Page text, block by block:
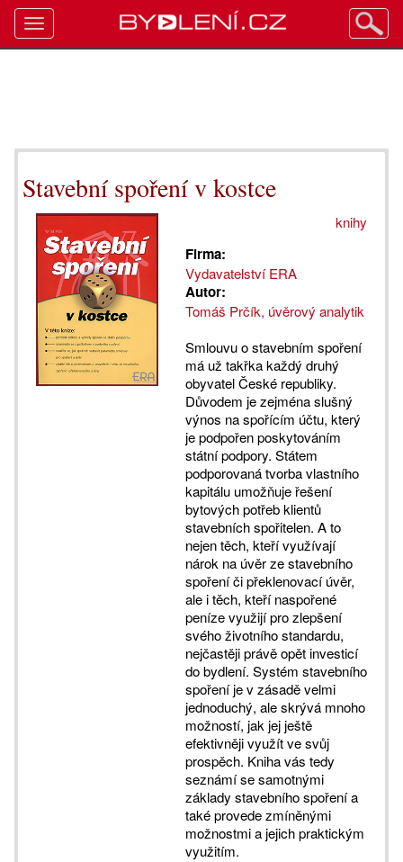
Stavební spoření v kostce
knihy
Firma:
Vydavatelství ERA
Autor:
Tomáš Prčík, úvěrový analytik
Smlouvu o stavebním spoření
má už takřka každý druhý
obyvatel České republiky.
Důvodem je zejména slušný
výnos na spořícím účtu, který
je podpořen poskytováním
státní podpory. Státem
podporovaná tvorba vlastního
kapitálu umožňuje řešení
bytových potřeb klientů
stavebních spořitelen. A to
nejen těch, kteří využívají
nárok na úvěr ze stavebního
spoření či překlenovací úvěr,
ale i těch, kteří naspořené
peníze využijí pro zlepšení
svého životního standardu,
nejčastěji právě opět investicí
do bydlení. Systém stavebního
spoření je v zásadě velmi
jednoduchý, ale skrývá mnoho
možností, jak jej ještě
efektivněji využít ve svůj
prospěch. Kniha vás tedy
seznámí se samotnými
základy stavebního spoření a
také provede zmíněnými
možnostmi a jejich praktickým
využitím.
Toggle
navigation